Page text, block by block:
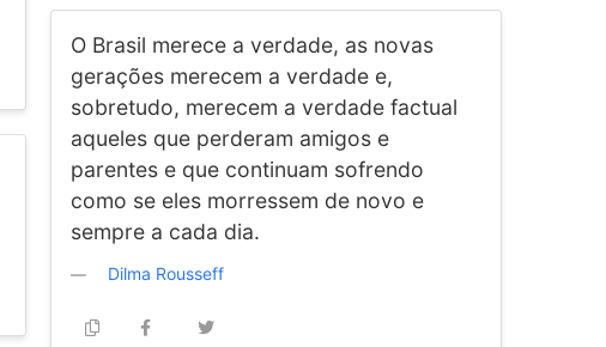
O Brasil merece a verdade, as novas
gerações merecem a verdade e,
sobretudo, merecem a verdade factual
aqueles que perderam amigos e
parentes e que continuam sofrendo
como se eles morressem de novo e
sempre a cada dia.
Dilma Rousseff